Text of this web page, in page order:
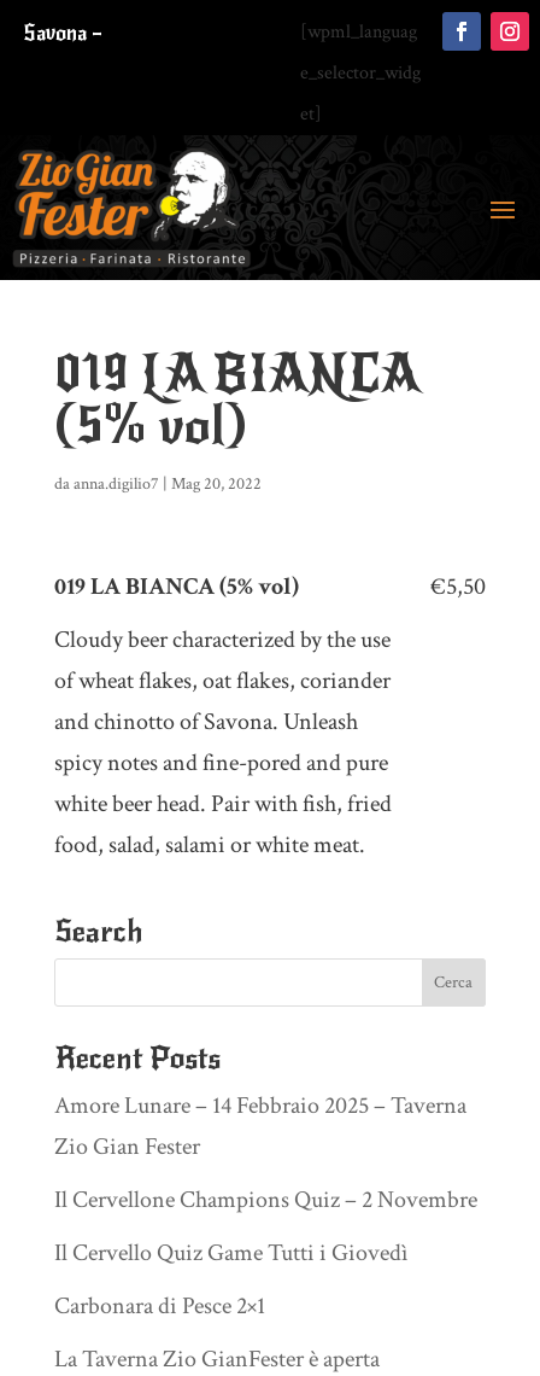
Savona –
[wpml_languag
e_selector_widg
et]
019 LA BIANCA
(5% vol)
daanna.digilio7 | Mag 20, 2022
019 LA BIANCA (5% vol)
€5,50
Cloudy beer characterized by the use
of wheat flakes, oat flakes, coriander
and chinotto of Savona. Unleash
spicy notes and fine-pored and pure
white beer head. Pair with fish, fried
food, salad, salami or white meat.
Search
Recent Posts
Amore Lunare – 14 Febbraio 2025 – Taverna
Zio Gian Fester
Il Cervellone Champions Quiz – 2 Novembre
Il Cervello Quiz Game Tutti i Giovedì
Carbonara di Pesce 2×1
La Taverna Zio GianFester è aperta